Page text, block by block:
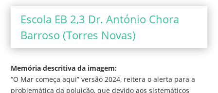
Escola EB 2,3 Dr. António Chora
Barroso (Torres Novas)
Memória descritiva da imagem:
“O Mar começa aqui” versão 2024, reitera o alerta para a
problemática da poluição, que devido aos sistemáticos